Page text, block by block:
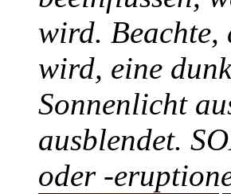
wird. Beachte,
wird, eine
Sonnenlicht
ausblendet.
oder -